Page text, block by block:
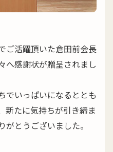
ご活躍頂いた倉田前会長
へ感謝状が贈呈されまし
でいっぱいになるととも
新たに気持ちが引き締ま
とうございました。